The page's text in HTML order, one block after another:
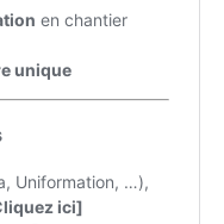
finançable :
– Niveau
projet
bambou